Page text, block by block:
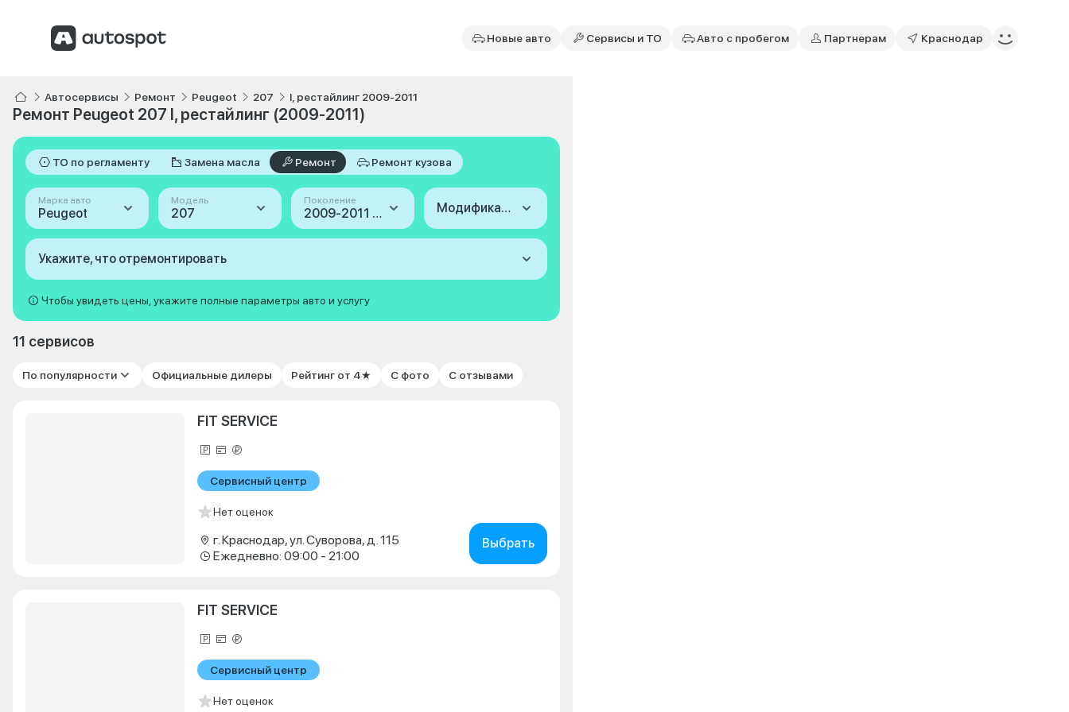
Новые авто Сервисы и ТО Авто с пробегом Партнерам Краснодар
Автосервисы Ремонт Peugeot 207 I, рестайлинг 2009-2011
Ремонт Peugeot 207 I, рестайлинг (2009-2011)
ТО по регламенту Замена масла Ремонт Ремонт кузова
Марка авто
Peugeot
Модель
207
Поколение
2009-2011 (I, рестайлинг) Модификация
Укажите, что отремонтировать
Чтобы увидеть цены, укажите полные параметры авто и услугу
11 сервисов
По популярности Официальные дилеры Рейтинг от 4★ С фото С отзывами
FIT SERVICE
Сервисный центр
Нет оценок
г. Краснодар, ул. Суворова, д. 115
Ежедневно: 09:00 - 21:00
Выбрать
FIT SERVICE
Сервисный центр
Нет оценок